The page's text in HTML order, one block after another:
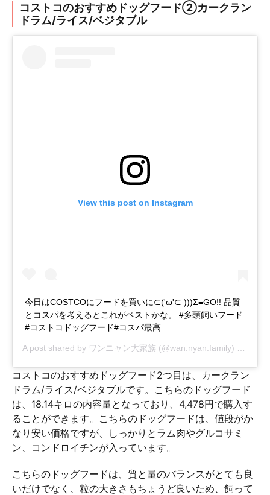
コストコのおすすめドッグフード②カークラン
ドラム/ライス/ベジタブル
View this post on Instagram
今日はCOSTCOにフードを買いに⊂('ω'⊂ )))Σ≡GO!! 品質
とコスパを考えるとこれがベストかな。 #多頭飼いフード
#コストコドッグフード#コスパ最高
A post shared by ワンニャン大家族 (@wan.nyan.family) on
コストコのおすすめドッグフード2つ目は、カークラン
ドラム/ライス/ベジタブルです。こちらのドッグフード
は、18.14キロの内容量となっており、4,478円で購入す
ることができます。こちらのドッグフードは、値段がか
なり安い価格ですが、しっかりとラム肉やグルコサミ
ン、コンドロイチンが入っています。
こちらのドッグフードは、質と量のバランスがとても良
いだけでなく、粒の大きさもちょうど良いため、飼って